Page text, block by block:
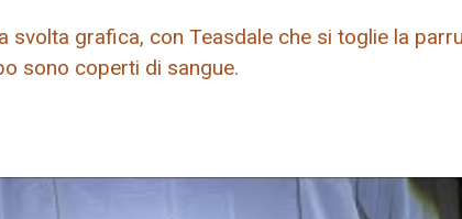
svolta grafica, con Teasdale che si toglie la
sono coperti di sangue.